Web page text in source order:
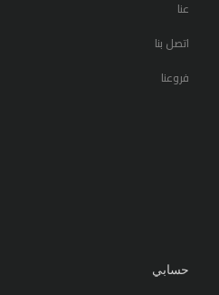
عنا
اتصل بنا
فروعنا
حسابي